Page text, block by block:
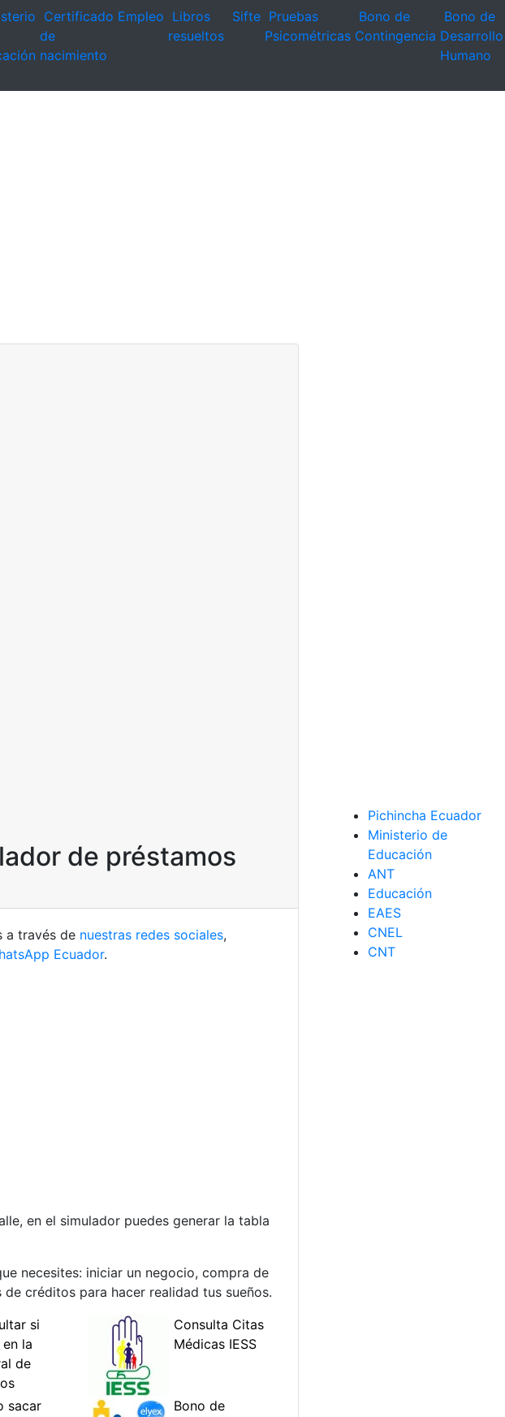
Certificado
de
nacimiento
Empleo Libros
resueltos
Sifte Pruebas
Psicométricas
Bono de
Contingencia
Bono de
Desarrollo
Humano
de préstamos
a través de nuestras redes sociales,
Ecuador.
en el simulador puedes generar la tabla
necesites: iniciar un negocio, compra de
créditos para hacer realidad tus sueños.
Pichincha Ecuador
Ministerio de
Educación
ANT
Educación
EAES
CNEL
CNT